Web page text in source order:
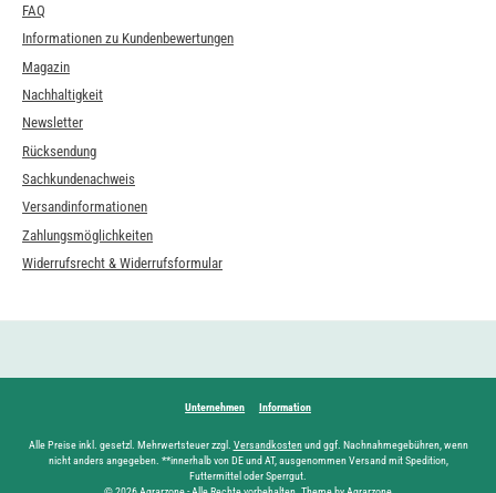
FAQ
Informationen zu Kundenbewertungen
Magazin
Nachhaltigkeit
Newsletter
Rücksendung
Sachkundenachweis
Versandinformationen
Zahlungsmöglichkeiten
Widerrufsrecht & Widerrufsformular
Unternehmen Information
Alle Preise inkl. gesetzl. Mehrwertsteuer zzgl. Versandkostenund ggf. Nachnahmegebühren, wenn
nicht anders angegeben. **innerhalb von DE und AT, ausgenommen Versand mit Spedition,
Futtermittel oder Sperrgut.